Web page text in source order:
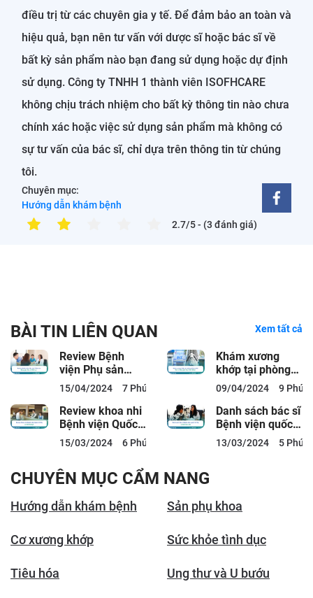
điều trị từ các chuyên gia y tế. Để đảm bảo an toàn và
hiệu quả, bạn nên tư vấn với dược sĩ hoặc bác sĩ về
bất kỳ sản phẩm nào bạn đang sử dụng hoặc dự định
sử dụng. Công ty TNHH 1 thành viên ISOFHCARE
không chịu trách nhiệm cho bất kỳ thông tin nào chưa
chính xác hoặc việc sử dụng sản phẩm mà không có
sự tư vấn của bác sĩ, chỉ dựa trên thông tin từ chúng
tôi.
Chuyên mục:
Hướng dẫn khám bệnh
2.7/5- (3 đánh giá)
BÀI TIN LIÊN QUAN Xem tất cả
Review Bệnh
viện Phụ sản
Thiện An: Bảng
giá, Bác sĩ, Dịch
vụ
15/04/2024 7 Phút đọc
Khám xương
khớp tại phòng
khám ACC: Bác
sĩ, Bảng giá,
Quy...
09/04/2024 9 Phút
Review khoa nhi
Bệnh viện Quốc
tế City có tốt
không?
15/03/2024 6 Phút đọc
Danh sách bác sĩ
Bệnh viện quốc
tế City và lịch
làm việc
13/03/2024 5 Phút
CHUYÊN MỤC CẨM NANG
Hướng dẫn khám bệnh Sản phụ khoa
Cơ xương khớp Sức khỏe tình dục
Tiêu hóa Ung thư và U bướu